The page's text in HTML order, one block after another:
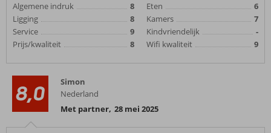
Algemene indruk
8
Ligging
8
Service
9
Prijs/kwaliteit
8
Eten
6
Kamers
7
Kindvriendelijk
-
Wifi kwaliteit
9
8,0
Simon
Nederland
Met partner, 28 mei 2025